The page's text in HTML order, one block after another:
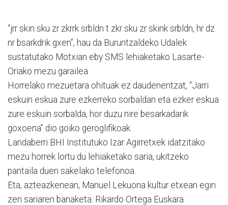
“jrr skin sku zr zkrrk srbldn t zkr sku zr skink srbldn, hr dz
nr bsarkdrik gxen”, hau da Buruntzaldeko Udalek
sustatutako Motxian eby SMS lehiaketako Lasarte-
Oriako mezu garailea.
Horrelako mezuetara ohituak ez daudenentzat, “Jarri
eskuin eskua zure ezkerreko sorbaldan eta ezker eskua
zure eskuin sorbalda, hor duzu nire besarkadarik
goxoena” dio goiko geroglifikoak.
Landaberri BHI Institutuko Izar Agirretxek idatzitako
mezu horrek lortu du lehiaketako saria, ukitzeko
pantaila duen sakelako telefonoa.
Eta, azteazkenean, Manuel Lekuona kultur etxean egin
zen sariaren banaketa. Rikardo Ortega Euskara